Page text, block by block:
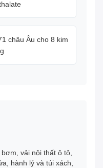
châu Âu cho 8 kim
vải nội thất ô tô,
hành lý và túi xách,